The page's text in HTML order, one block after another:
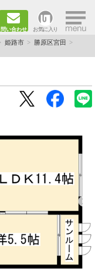
問い合わせ お気に入り ×
姫路市
勝原区宮田